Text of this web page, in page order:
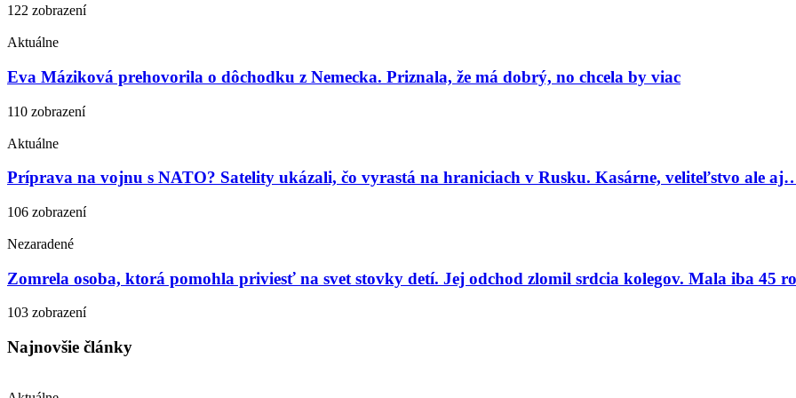
122 zobrazení
Aktuálne
Eva Máziková prehovorila o dôchodku z Nemecka. Priznala, že má dobrý, no chcela by viac
110 zobrazení
Aktuálne
Príprava na vojnu s NATO? Satelity ukázali, čo vyrastá na hraniciach v Rusku. Kasárne, veliteľstvo ale
106 zobrazení
Nezaradené
Zomrela osoba, ktorá pomohla priviesť na svet stovky detí. Jej odchod zlomil srdcia kolegov. Mala iba 45
103 zobrazení
Najnovšie články